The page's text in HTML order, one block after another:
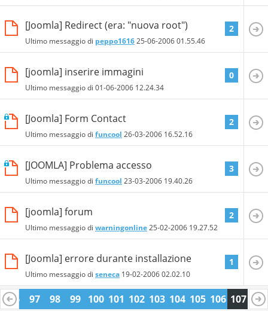
[Joomla] Redirect (era: "nuova root")
Ultimo messaggio di peppo161625-06-200601.55.46
2
[joomla] inserire immagini
Ultimo messaggio di 01-06-2006 12.24.34
0
[Joomla] Form Contact
Ultimo messaggio di funcool 26-03-2006 16.52.16
2
[JOOMLA] Problema accesso
Ultimo messaggio di funcool 23-03-2006 19.40.26
3
[joomla] forum
Ultimo messaggio di warningonline25-02-2006 19.27.52
2
[Joomla] errore durante installazione
Ultimo messaggio di seneca 19-02-200602.02.10
1
96 97 98 99 100 101 102 103 104 105 106 107